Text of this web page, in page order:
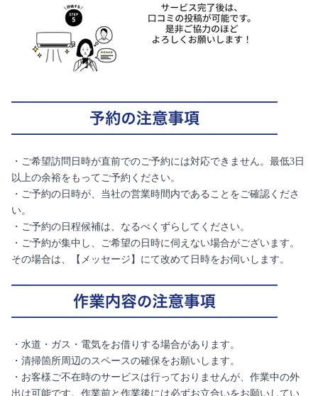
・ご希望訪問日時が直前でのご予約には対応できません。最低3日
以上の余裕をもってご予約ください。
・ご予約の日時が、当社の営業時間内であることをご確認くださ
い。
・ご予約の日程候補は、なるべくずらしてください。
・ご予約が集中し、ご希望の日時に伺えない場合がございます。
その場合は、【メッセージ】にて改めて日時をお伺いします。
・水道・ガス・電気をお借りする場合があります。
・清掃箇所周辺のスペースの確保をお願いします。
・お客様ご不在時のサービスは行っておりませんが、作業中の外
出は可能です。作業前と作業後には必ずお立合いをお願いしてい